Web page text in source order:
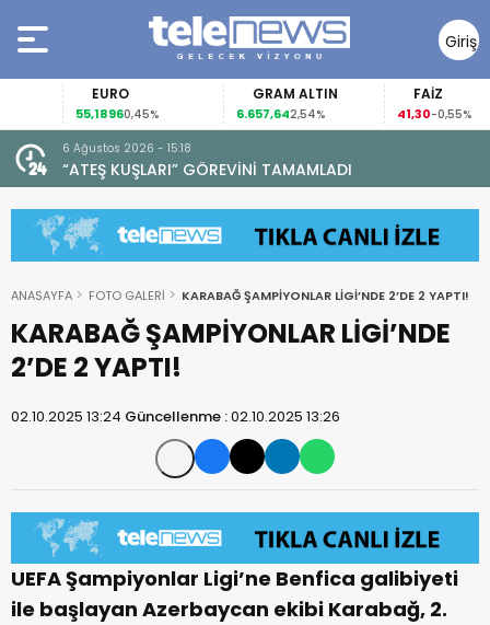
Giriş
Yap
EURO
55,18960,45%
GRAM ALTIN
6.657,642,54%
FAİZ
41,30-0,55%
6 Ağustos 2026 - 15:18
“ATEŞ KUŞLARI” GÖREVİNİ TAMAMLADI
ANASAYFA FOTO GALERİ KARABAĞ ŞAMPİYONLAR LİGİ’NDE 2’DE 2 YAPTI!
KARABAĞ ŞAMPİYONLAR LİGİ’NDE
2’DE 2 YAPTI!
02.10.2025 13:24 Güncellenme :02.10.2025 13:26
UEFA Şampiyonlar Ligi’ne Benfica galibiyeti
ile başlayan Azerbaycan ekibi Karabağ, 2.